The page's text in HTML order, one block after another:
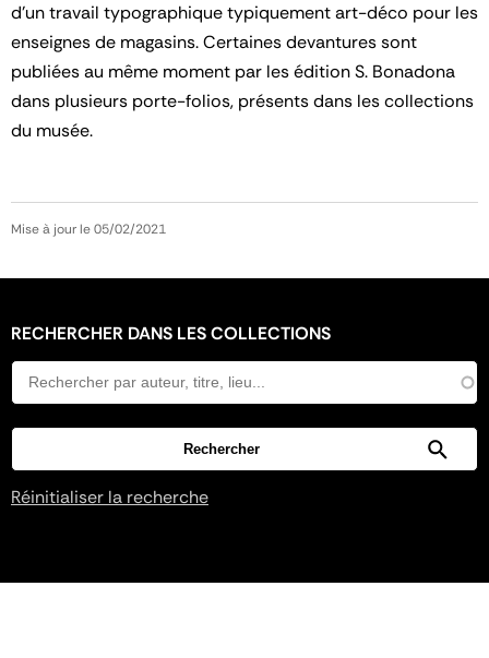
d'un travail typographique typiquement art-déco pour les
enseignes de magasins. Certaines devantures sont
publiées au même moment par les édition S. Bonadona
dans plusieurs porte-folios, présents dans les collections
du musée.
Mise à jour le 05/02/2021
RECHERCHER DANS LES COLLECTIONS
Réinitialiser la recherche